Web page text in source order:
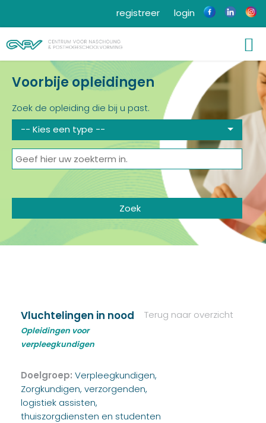
login
registreer
Voorbije opleidingen
Zoek de opleiding die bij u past.
-- Kies een type --
Terug naar overzicht
Vluchtelingen in nood
Opleidingen voor
verpleegkundigen
Doelgroep: Verpleegkundigen,
Zorgkundigen, verzorgenden,
logistiek assisten,
thuiszorgdiensten en studenten